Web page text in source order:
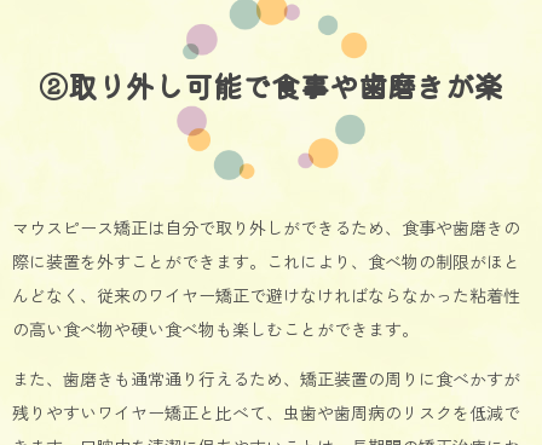
②取り外し可能で食事や歯磨きが楽
マウスピース矯正は自分で取り外しができるため、食事や歯磨きの
際に装置を外すことができます。これにより、食べ物の制限がほと
んどなく、従来のワイヤー矯正で避けなければならなかった粘着性
の高い食べ物や硬い食べ物も楽しむことができます。
また、歯磨きも通常通り行えるため、矯正装置の周りに食べかすが
残りやすいワイヤー矯正と比べて、虫歯や歯周病のリスクを低減で